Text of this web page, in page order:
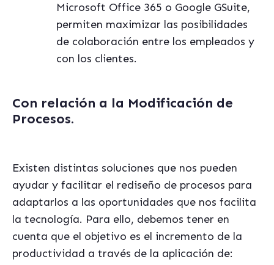
Microsoft Office 365 o Google GSuite,
permiten maximizar las posibilidades
de colaboración entre los empleados y
con los clientes.
Con relación a la Modificación de
Procesos.
Existen distintas soluciones que nos pueden
ayudar y facilitar el rediseño de procesos para
adaptarlos a las oportunidades que nos facilita
la tecnología. Para ello, debemos tener en
cuenta que el objetivo es el incremento de la
productividad a través de la aplicación de: